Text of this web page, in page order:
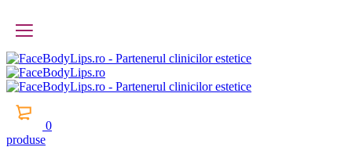
0
produse